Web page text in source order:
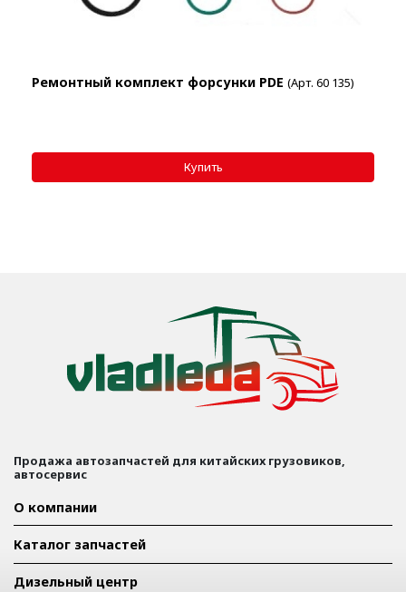
Ремонтный комплект форсунки PDE (Арт. 60 135)
Продажа автозапчастей для китайских грузовиков,
автосервис
О компании
Каталог запчастей
Дизельный центр